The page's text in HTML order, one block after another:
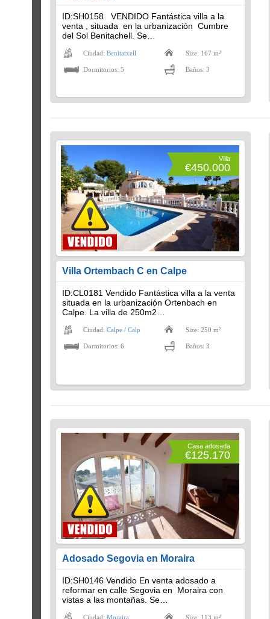
ID:SH0158 VENDIDO Fantástica villa a la
venta , situada en la urbanización Cumbre
del Sol Benitachell. Se…
Ciudad: Benitatxell Size: 167 m²
Dormitorios: 5 Baños: 3
Villa
€450.000
Villa Ortembach C en Calpe
ID:CL0181 Vendido Fantástica villa a la venta
situada en la urbanización Ortenbach en
Calpe. La villa de 250m2…
Ciudad: Calpe / Calp Size: 250 m²
Dormitorios: 6 Baños: 3
Casa adosada
€125.170
Adosado Segovia en Moraira
ID:SH0146 Vendido En venta adosado a
reformar en calle Segovia en Moraira con
vistas a las montañas. Se…
Ciudad: Moraira Size: 113 m²